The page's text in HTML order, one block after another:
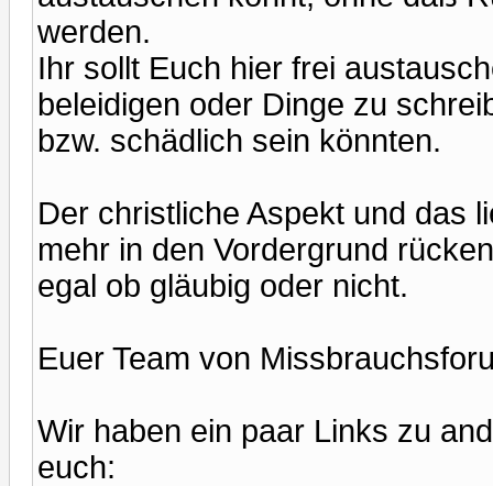
werden.
Ihr sollt Euch hier frei
beleidigen oder Dinge zu
bzw. schädlich sein könnten.
Der christliche Aspekt und das
mehr in den Vordergrund
egal ob gläubig oder nicht.
Euer Team von
Wir haben ein paar Links zu
euch: